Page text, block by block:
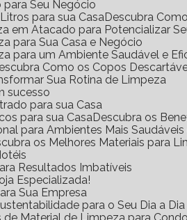
para Seu Negócio
para sua Casa
Descubra
em Atacado para Potencializar
para Sua Casa e Negócio
para um Ambiente Saudável e
Descubra Como os Copos
Sua Rotina de Limpeza
sucesso
para sua Casa
para sua Casa
Descubra os
para Ambientes Mais Saudáveis
os Melhores Materiais para
Resultados Imbatíveis
Especializada!
Sua Empresa
para o Seu Dia a Dia